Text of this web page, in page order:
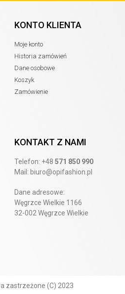
KONTO KLIENTA
Moje konto
Historia zamówień
Dane osobowe
Koszyk
Zamówienie
KONTAKT Z NAMI
Telefon: +48 571 850 990
Mail: biuro@opifashion.pl
Dane adresowe:
Węgrzce Wielkie 1166
32-002 Węgrzce Wielkie
zastrzeżone (C) 2023